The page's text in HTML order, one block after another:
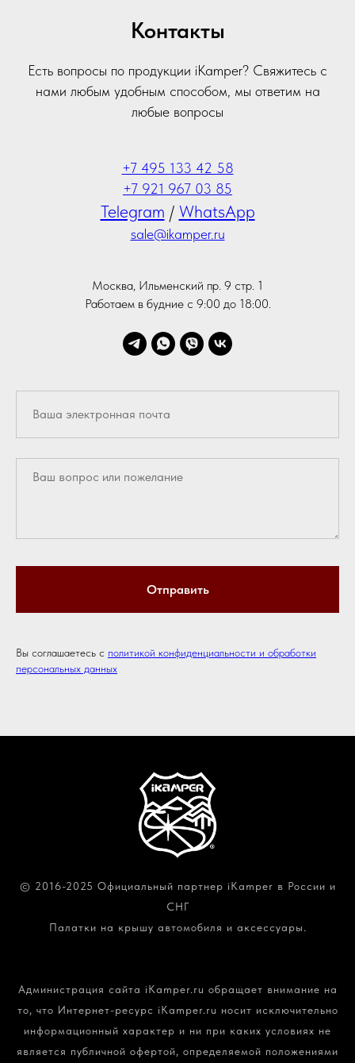
Контакты
Есть вопросы по продукции iKamper? Свяжитесь с
нами любым удобным способом, мы ответим на
любые вопросы
+7 495 133 42 58
+7 921 967 03 85
Telegram / WhatsApp
sale@ikamper.ru
Москва, Ильменский пр. 9 стр. 1
Работаем в будние с 9:00 до 18:00.
Отправить
Вы соглашаетесь с политикой конфиденциальности и обработки
персональных данных
© 2016-2025 Официальный партнер iKamper в России и
СНГ
Палатки на крышу автомобиля и аксессуары.
Администрация сайта iKamper.ru обращает внимание на
то, что Интернет-ресурс iKamper.ru носит исключительно
информационный характер и ни при каких условиях не
является публичной офертой, определяемой положениями